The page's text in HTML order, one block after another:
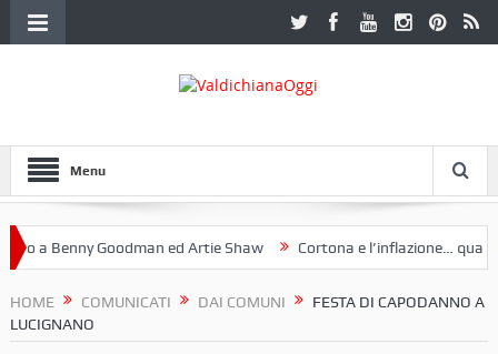
Menu
a Benny Goodman ed Artie Shaw Cortona e l’inflazione…
HOME COMUNICATI DAI COMUNI
FESTA DI CAPODANNO A
LUCIGNANO